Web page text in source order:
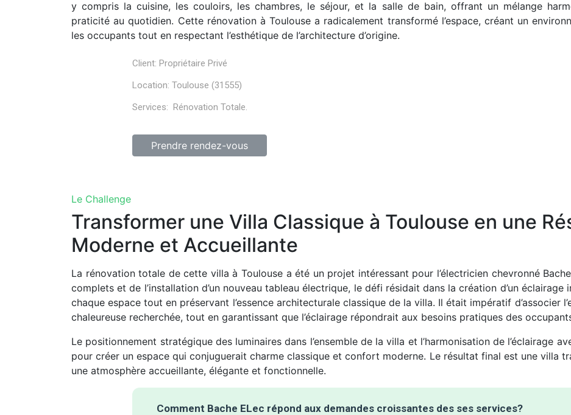
y compris la cuisine, les couloirs, les chambres, le séjour, et la salle de bain, offrant un mélange
praticité au quotidien. Cette rénovation à Toulouse a radicalement transformé l’espace, créant un
les occupants tout en respectant l’esthétique de l’architecture d’origine.
Client: Propriétaire Privé
Location: Toulouse (31555)
Services: Rénovation Totale.
Prendre rendez-vous
Le Challenge
Transformer une Villa Classique à Toulouse en une
Moderne et Accueillante
La rénovation totale de cette villa à Toulouse a été un projet intéressant pour l’électricien chevronné
complets et de l’installation d’un nouveau tableau électrique, le défi résidait dans la création d’un
chaque espace tout en préservant l’essence architecturale classique de la villa. Il était impératif d’associer
chaleureuse recherchée, tout en garantissant que l’éclairage répondrait aux besoins pratiques des
Le positionnement stratégique des luminaires dans l’ensemble de la villa et l’harmonisation de l’éclairage
pour créer un espace qui conjuguerait charme classique et confort moderne. Le résultat final est une villa
une atmosphère accueillante, élégante et fonctionnelle.
Comment Bache ELec répond aux demandes croissantes des ses services?